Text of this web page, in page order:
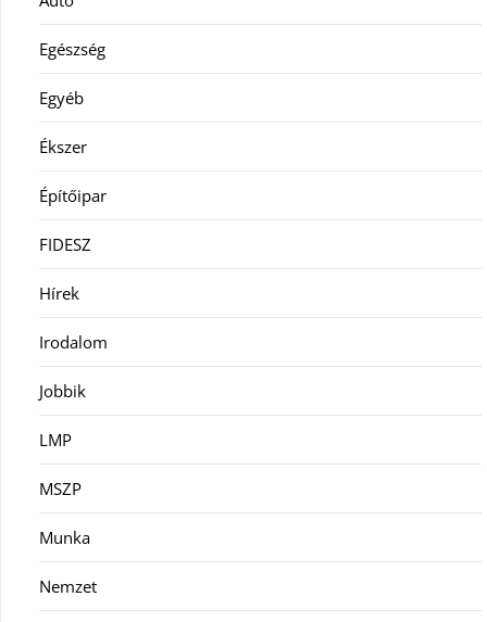
Egészség
Egyéb
Ékszer
Építőipar
FIDESZ
Hírek
Irodalom
Jobbik
LMP
MSZP
Munka
Nemzet